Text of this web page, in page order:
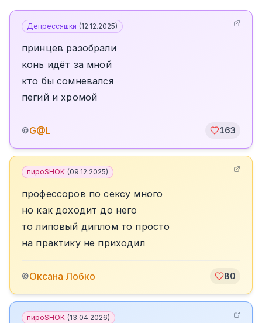
Депрессяшки (12.12.2025)
принцев разобрали
конь идёт за мной
кто бы сомневался
пегий и хромой
©G@L 163
пироSHOK (09.12.2025)
профессоров по сексу много
но как доходит до него
то липовый диплом то просто
на практику не приходил
©Оксана Лобко 80
пироSHOK (13.04.2026)